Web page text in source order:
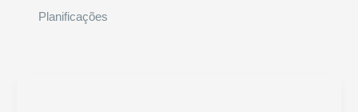
Planificações